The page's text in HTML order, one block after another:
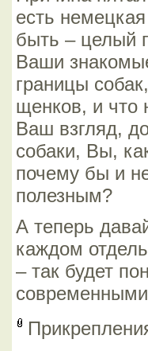
есть
быть – целый
Ваши
границы
щенков, и что
Ваш взгляд,
собаки, Вы,
почему бы и
полезным?
А теперь
каждом
– так будет